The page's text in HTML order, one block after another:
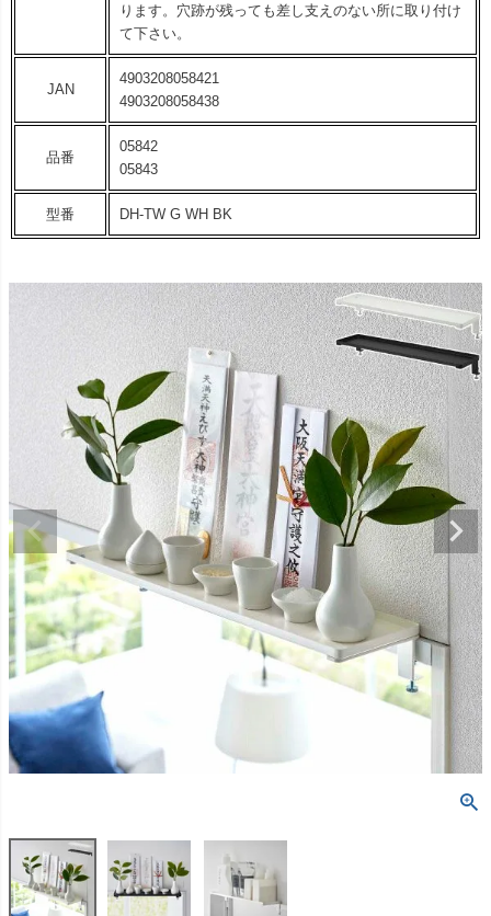
ります。穴跡が残っても差し支えのない所に取り付け
て下さい。
JAN
4903208058421
4903208058438
品番
05842
05843
型番 DH-TW G WH BK